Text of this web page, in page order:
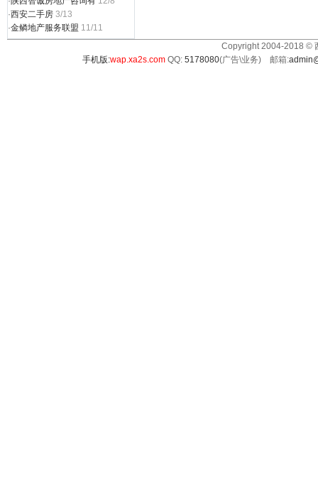
·西安二手房 3/13
·金鳞地产服务联盟 11/11
Copyright 2004-2018 ©
手机版:wap.xa2s.comQQ:5178080(广告\业务) 邮箱: